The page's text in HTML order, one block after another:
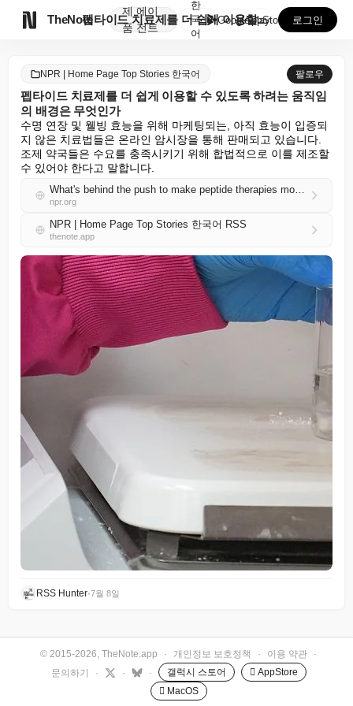
TheNote
제
품
에이
전트
펩타이드 치료제를 더 쉽게 이용할 수 있도록 하려는 움...
한
국
어
GooglePlay
AppStore 로그인
NPR | Home Page Top Stories 한국어 팔로우
펩타이드 치료제를 더 쉽게 이용할 수 있도록 하려는 움직임
의 배경은 무엇인가
수명 연장 및 웰빙 효능을 위해 마케팅되는, 아직 효능이 입증되
지 않은 치료법들은 온라인 암시장을 통해 판매되고 있습니다.
조제 약국들은 수요를 충족시키기 위해 합법적으로 이를 제조할
수 있어야 한다고 말합니다.
What's behind the push to make peptide therapies more readily available
npr.org
NPR | Home Page Top Stories 한국어 RSS
thenote.app
RSS Hunter•7월 8일
© 2015-2026, TheNote.app · 개인정보 보호정책 · 이용 약관
·
문의하기
· · · 갤럭시 스토어
 AppStore
 MacOS